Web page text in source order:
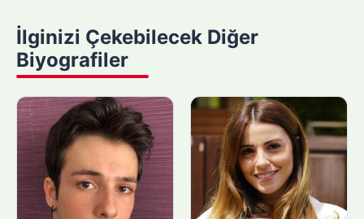
y
a
p
n
:
İlginizi Çekebilecek Diğer
Biyografiler